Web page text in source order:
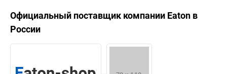
Официальный поставщик компании Eaton в
России